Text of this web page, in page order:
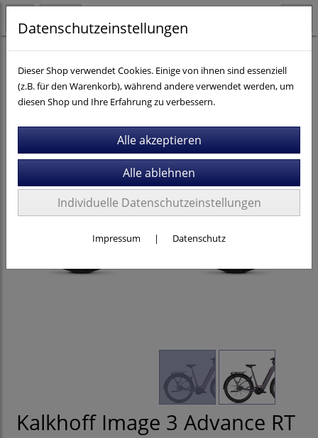
E-Bikes Trekking / City E-Trekking Kalkhoff
Kalkhoff Image 3 Advance RT
Datenschutzeinstellungen
Dieser Shop verwendet Cookies. Einige von ihnen sind essenziell
(z.B. für den Warenkorb), während andere verwendet werden, um
diesen Shop und Ihre Erfahrung zu verbessern.
Individuelle Datenschutzeinstellungen
Impressum | Datenschutz